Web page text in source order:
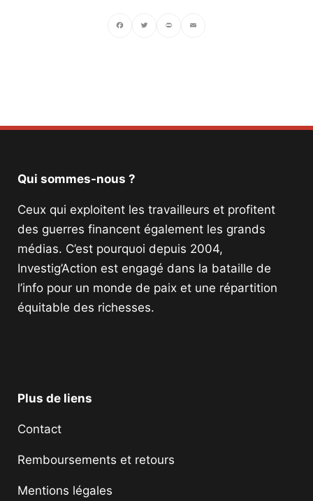
Qui sommes-nous ?
Ceux qui exploitent les travailleurs et profitent
des guerres financent également les grands
médias. C’est pourquoi depuis 2004,
Investig’Action est engagé dans la bataille de
l’info pour un monde de paix et une répartition
équitable des richesses.
Plus de liens
Contact
Remboursements et retours
Mentions légales